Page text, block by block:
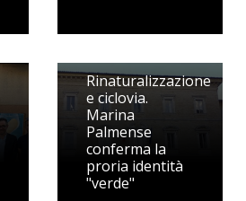
Rinaturalizzazione
e ciclovia.
Marina
Palmense
conferma la
proria identità
"verde"